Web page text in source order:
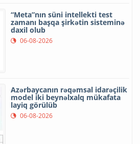
“Meta”nın süni intellekti test
zamanı başqa şirkətin sisteminə
daxil olub
06-08-2026
Azərbaycanın rəqəmsal idarəçilik
model iki beynəlxalq mükafata
layiq görülüb
06-08-2026